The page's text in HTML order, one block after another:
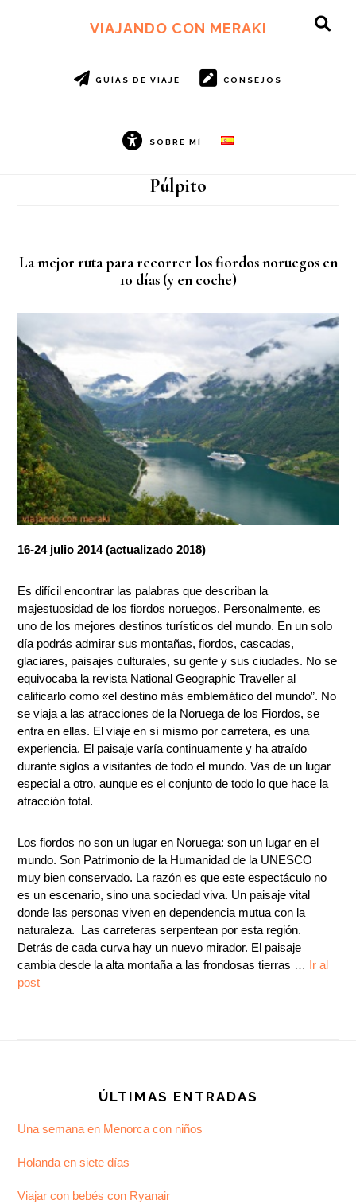
VIAJANDO CON MERAKI
GUÍAS DE VIAJE CONSEJOS
SOBRE MÍ
Púlpito
La mejor ruta para recorrer los fiordos noruegos en
10 días (y en coche)
16-24 julio 2014 (actualizado 2018)
Es difícil encontrar las palabras que describan la
majestuosidad de los fiordos noruegos. Personalmente, es
uno de los mejores destinos turísticos del mundo. En un solo
día podrás admirar sus montañas, fiordos, cascadas,
glaciares, paisajes culturales, su gente y sus ciudades. No se
equivocaba la revista National Geographic Traveller al
calificarlo como «el destino más emblemático del mundo”. No
se viaja a las atracciones de la Noruega de los Fiordos, se
entra en ellas. El viaje en sí mismo ­por carretera, es una
experiencia. El paisaje varía continuamente y ha atraído
durante siglos a visitantes de todo el mundo. Vas de un lugar
especial a otro, aunque es el conjunto de todo lo que hace la
atracción total.
Los fiordos no son un lugar en Noruega: son un lugar en el
mundo. Son Patrimonio de la Humanidad de la UNESCO
muy bien conservado. La razón es que este espectáculo no
es un escenario, sino una sociedad viva. Un paisaje vital
donde las personas viven en dependencia mutua con la
naturaleza. Las carreteras serpentean por esta región.
Detrás de cada curva hay un nuevo mirador. El paisaje
cambia desde la alta montaña a las frondosas tierras … Ir al
post
ÚLTIMAS ENTRADAS
Una semana en Menorca con niños
Holanda en siete días
Viajar con bebés con Ryanair